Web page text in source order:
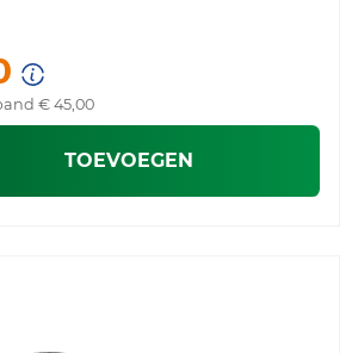
€ 45,00
TOEVOEGEN